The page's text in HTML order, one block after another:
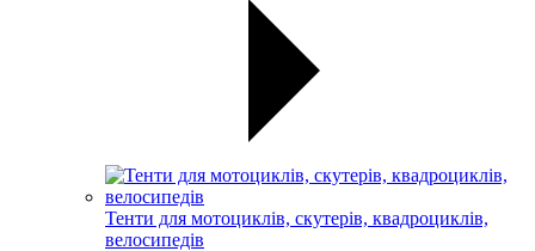
Тенти для мотоциклів, скутерів, квадроциклів,
велосипедів